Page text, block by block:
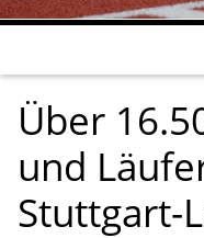
Über
und
Stuttgart-